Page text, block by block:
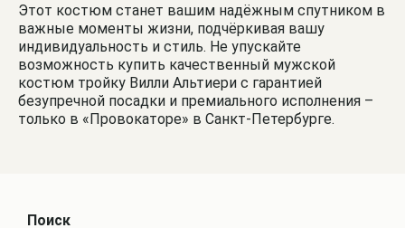
Этот костюм станет вашим надёжным спутником в
важные моменты жизни, подчёркивая вашу
индивидуальность и стиль. Не упускайте
возможность купить качественный мужской
костюм тройку Вилли Альтиери с гарантией
безупречной посадки и премиального исполнения –
только в «Провокаторе» в Санкт-Петербурге.
Поиск